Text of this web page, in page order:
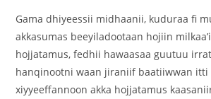
Gama dhiyeessii midhaanii, kuduraa fi
akkasumas beeyiladootaan hojiin
hojjatamus, fedhii hawaasaa guutuu
hanqinootni waan jiraniif baatiiwwan itti
xiyyeeffannoon akka hojjatamus